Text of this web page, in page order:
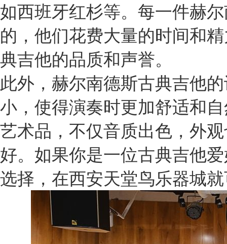
如西班牙红杉等。每一件赫
的，他们花费大量的时间和
典吉他的品质和声誉。
此外，赫尔南德斯古典吉他
小，使得演奏时更加舒适和
艺术品，不仅音质出色，外
好。如果你是一位古典吉他
选择，在西安天堂鸟乐器城